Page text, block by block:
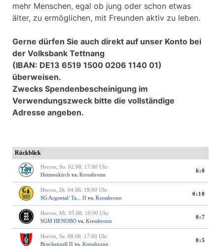
mehr Menschen, egal ob jung oder schon etwas
älter, zu ermöglichen, mit Freunden aktiv zu leben.
Gerne dürfen Sie auch direkt auf unser Konto bei
der Volksbank Tettnang
(IBAN: DE13 6519 1500 0206 1140 01)
überweisen.
Zwecks Spendenbescheinigung im
Verwendungszweck bitte die vollständige
Adresse angeben.